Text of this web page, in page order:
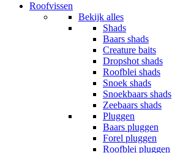
Roofvissen
Bekijk alles
Shads
Baars shads
Creature baits
Dropshot shads
Roofblei shads
Snoek shads
Snoekbaars shads
Zeebaars shads
Pluggen
Baars pluggen
Forel pluggen
Roofblei pluggen